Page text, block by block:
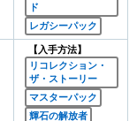
ド
レガシーパック
【入手方法】
リコレクション・
ザ・ストーリー
マスターパック
輝石の解放者